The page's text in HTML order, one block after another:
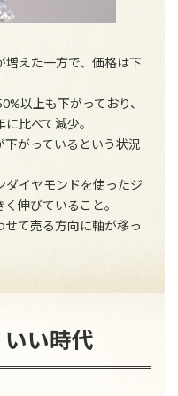
増えた一方で、価格は下
以上も下がっており、
比べて減少。
がっているという状況
ダイヤモンドを使ったジ
伸びていること。
て売る方向に軸が移っ
い時代